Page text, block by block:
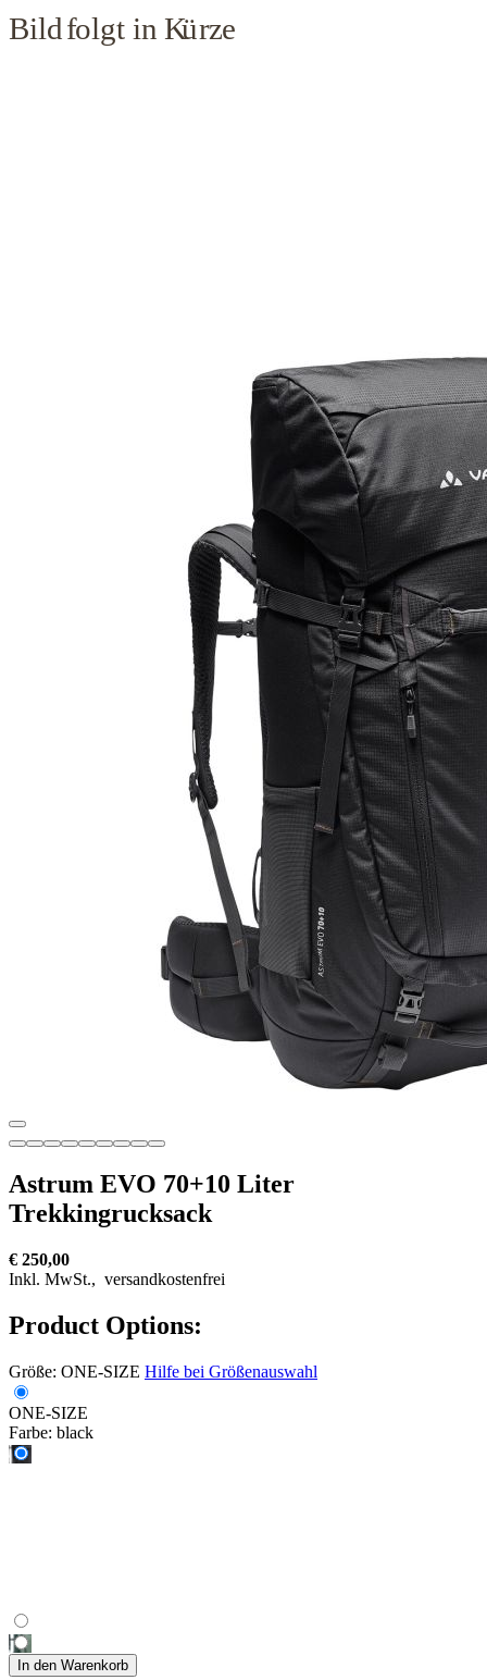
Astrum EVO 70+10 Liter
Trekkingrucksack
€ 250,00
Inkl. MwSt., versandkostenfrei
Product Options:
Größe: ONE-SIZE Hilfe bei Größenauswahl
ONE-SIZE
Farbe: black
In den Warenkorb